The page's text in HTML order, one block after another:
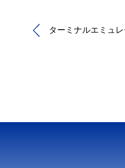
ターミナルエミュ